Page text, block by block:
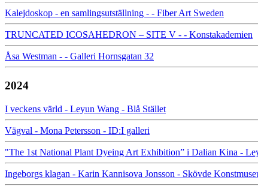
Kalejdoskop - en samlingsutställning - - Fiber Art Sweden
TRUNCATED ICOSAHEDRON – SITE V - - Konstakademien
Åsa Westman - - Galleri Hornsgatan 32
2024
I veckens värld - Leyun Wang - Blå Stället
Vägval - Mona Petersson - ID:I galleri
"The 1st National Plant Dyeing Art Exhibition” i Dalian Kina -
Ingeborgs klagan - Karin Kannisova Jonsson - Skövde